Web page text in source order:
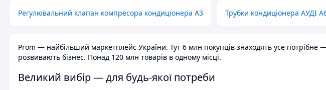
Регулювальний клапан компресора кондиціонера А3 Трубки кондиціонера АУДІ
Prom — найбільший маркетплейс України. Тут 6 млн покупців знаходять усе потрібне
розвивають бізнес. Понад 120 млн товарів в одному місці.
Великий вибір — для будь-якої потреби